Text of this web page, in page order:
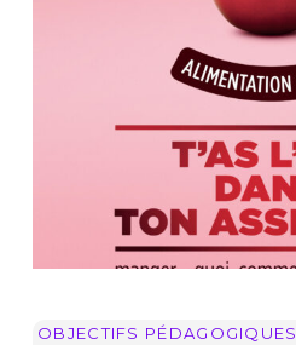
OBJECTIFS PÉDAGOGIQUES